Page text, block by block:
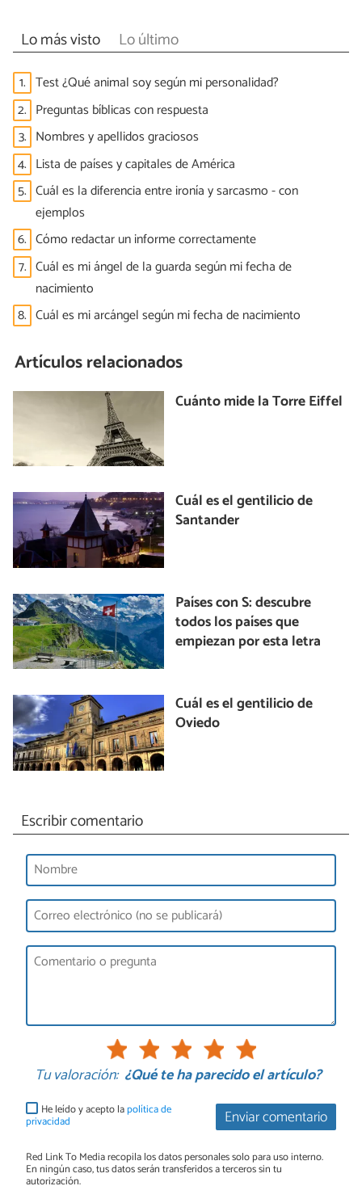
Lo más visto Lo último
1. Test ¿Qué animal soy según mi personalidad?
2. Preguntas bíblicas con respuesta
3. Nombres y apellidos graciosos
4. Lista de países y capitales de América
5. Cuál es la diferencia entre ironía y sarcasmo - con
ejemplos
6. Cómo redactar un informe correctamente
7. Cuál es mi ángel de la guarda según mi fecha de
nacimiento
8. Cuál es mi arcángel según mi fecha de nacimiento
Artículos relacionados
Cuánto mide la Torre Eiffel
Cuál es el gentilicio de
Santander
Países con S: descubre
todos los países que
empiezan por esta letra
Cuál es el gentilicio de
Oviedo
Escribir comentario
Tu valoración: ¿Qué te ha parecido el artículo?
Enviar comentario
He leído y acepto lapolítica de
privacidad
Red Link To Media recopila los datos personales solo para uso interno.
En ningún caso, tus datos serán transferidos a terceros sin tu
autorización.